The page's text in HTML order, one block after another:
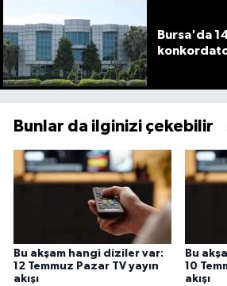
Bursa'da
Bunlar da ilginizi çekebilir
Bu akşam hangi diziler var:
12 Temmuz Pazar TV yayın
akışı
Bu
10
akışı